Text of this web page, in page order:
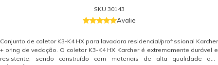
SKU 30143
Avalie
Conjunto de coletor K3-K4 HX para lavadora residencial/profissional Karcher
+ oring de vedação. O coletor K3-K4 HX Karcher é extremamente durável e
resistente, sendo construído com materiais de alta qualidade que